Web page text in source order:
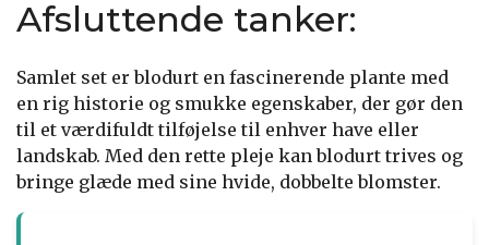
Afsluttende tanker:
Samlet set er blodurt en fascinerende plante med
en rig historie og smukke egenskaber, der gør den
til et værdifuldt tilføjelse til enhver have eller
landskab. Med den rette pleje kan blodurt trives og
bringe glæde med sine hvide, dobbelte blomster.